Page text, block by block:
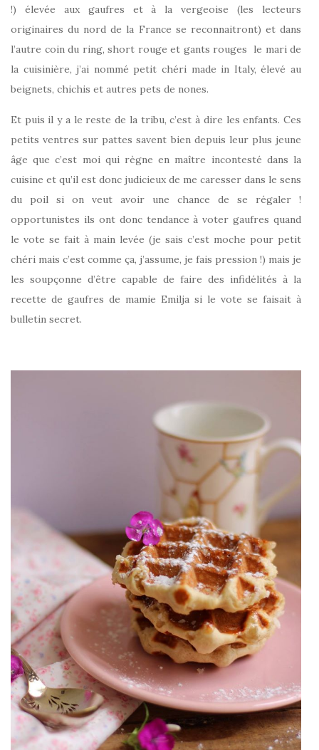
!) élevée aux gaufres et à la vergeoise (les lecteurs
originaires du nord de la France se reconnaitront) et dans
l’autre coin du ring, short rouge et gants rouges le mari de
la cuisinière, j’ai nommé petit chéri made in Italy, élevé au
beignets, chichis et autres pets de nones.
Et puis il y a le reste de la tribu, c’est à dire les enfants. Ces
petits ventres sur pattes savent bien depuis leur plus jeune
âge que c’est moi qui règne en maître incontesté dans la
cuisine et qu’il est donc judicieux de me caresser dans le sens
du poil si on veut avoir une chance de se régaler !
opportunistes ils ont donc tendance à voter gaufres quand
le vote se fait à main levée (je sais c’est moche pour petit
chéri mais c’est comme ça, j’assume, je fais pression !) mais je
les soupçonne d’être capable de faire des infidélités à la
recette de gaufres de mamie Emilja si le vote se faisait à
bulletin secret.